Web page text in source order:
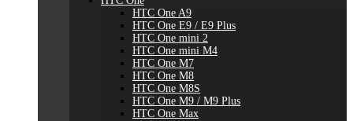
HTC One A9
HTC One E9 / E9 Plus
HTC One mini 2
HTC One mini M4
HTC One M7
HTC One M8
HTC One M8S
HTC One M9 / M9 Plus
HTC One Max